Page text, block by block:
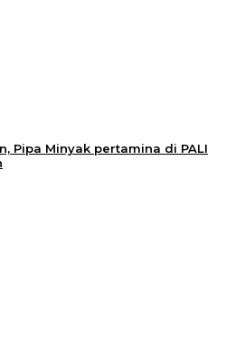
Pipa Minyak pertamina di PALI